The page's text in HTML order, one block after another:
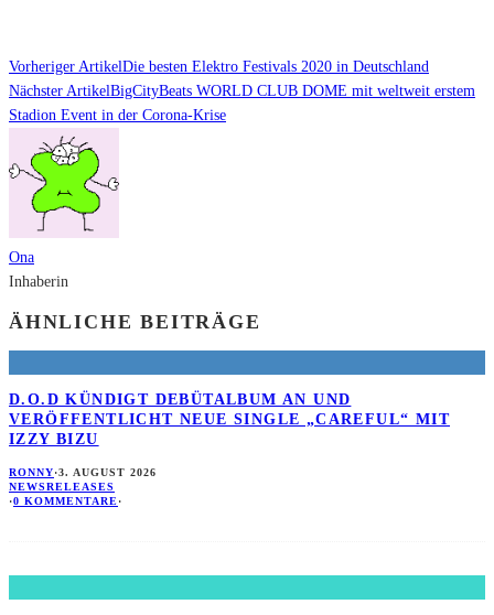
Vorheriger ArtikelDie besten Elektro Festivals 2020 in Deutschland
Nächster ArtikelBigCityBeats WORLD CLUB DOME mit weltweit erstem
Stadion Event in der Corona-Krise
Ona
Inhaberin
ÄHNLICHE BEITRÄGE
D.O.D KÜNDIGT DEBÜTALBUM AN UND
VERÖFFENTLICHT NEUE SINGLE „CAREFUL“ MIT
IZZY BIZU
RONNY·3. AUGUST 2026
NEWSRELEASES
·0 KOMMENTARE·